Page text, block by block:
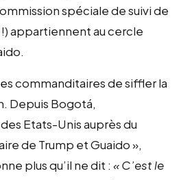
spéciale de suivi de
!) appartiennent au cercle
commanditaires de siffler la
Depuis Bogotá,
des Etats-Unis auprès du
de Trump et Guaido »,
plus qu’il ne dit : « C’est le